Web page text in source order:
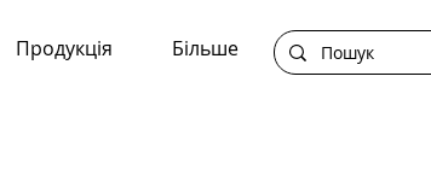
Продукція Більше